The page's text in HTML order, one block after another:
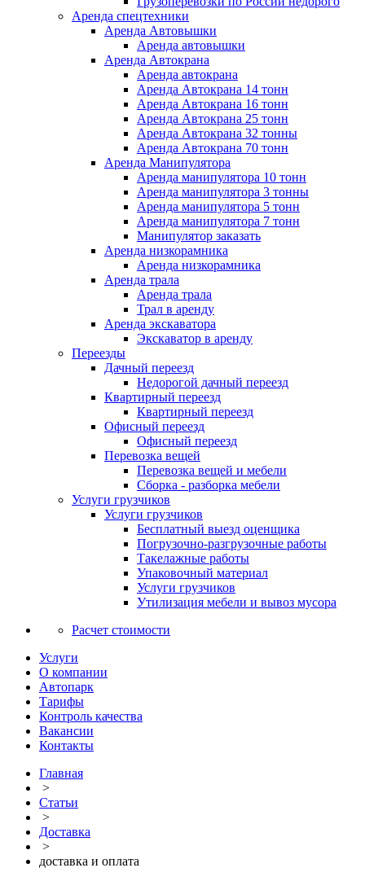
Аренда спецтехники
Аренда Автовышки
Аренда автовышки
Аренда Автокрана
Аренда автокрана
Аренда Автокрана 14 тонн
Аренда Автокрана 16 тонн
Аренда Автокрана 25 тонн
Аренда Автокрана 32 тонны
Аренда Автокрана 70 тонн
Аренда Манипулятора
Аренда манипулятора 10 тонн
Аренда манипулятора 3 тонны
Аренда манипулятора 5 тонн
Аренда манипулятора 7 тонн
Манипулятор заказать
Аренда низкорамника
Аренда низкорамника
Аренда трала
Аренда трала
Трал в аренду
Аренда экскаватора
Экскаватор в аренду
Переезды
Дачный переезд
Недорогой дачный переезд
Квартирный переезд
Квартирный переезд
Офисный переезд
Офисный переезд
Перевозка вещей
Перевозка вещей и мебели
Сборка - разборка мебели
Услуги грузчиков
Услуги грузчиков
Бесплатный выезд оценщика
Погрузочно-разгрузочные работы
Такелажные работы
Упаковочный материал
Услуги грузчиков
Утилизация мебели и вывоз мусора
Расчет стоимости
Услуги
О компании
Автопарк
Тарифы
Контроль качества
Вакансии
Контакты
Главная
>
Статьи
>
Доставка
>
доставка и оплата